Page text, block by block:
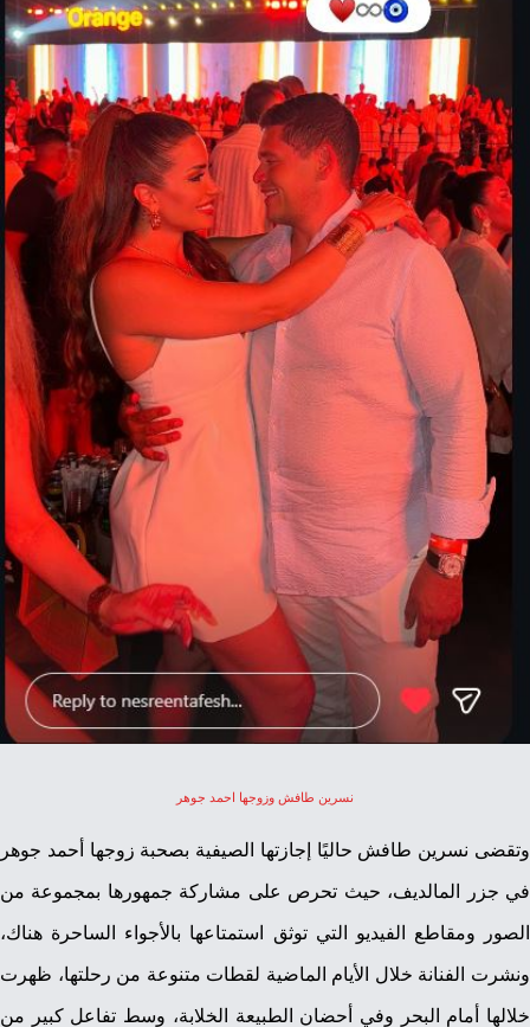
نسرين طافش وزوجها احمد جوهر
وتقضى نسرين طافش حاليًا إجازتها الصيفية بصحبة زوجها أحمد جوهر
في جزر المالديف، حيث تحرص على مشاركة جمهورها بمجموعة من
الصور ومقاطع الفيديو التي توثق استمتاعها بالأجواء الساحرة هناك،
ونشرت الفنانة خلال الأيام الماضية لقطات متنوعة من رحلتها، ظهرت
خلالها أمام البحر وفي أحضان الطبيعة الخلابة، وسط تفاعل كبير من